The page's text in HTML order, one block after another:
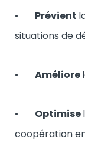
• Prévient
situations de
• Améliore
• Optimise
coopération